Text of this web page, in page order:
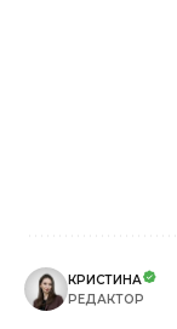
КРИСТИНА
РЕДАКТОР